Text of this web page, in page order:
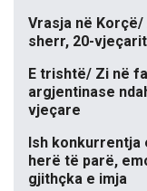
Vrasja në
sherr, 20-
E trishtë/ Zi në
argjentinase
vjeçare
Ish konkurrentja
herë të parë,
gjithçka e imja